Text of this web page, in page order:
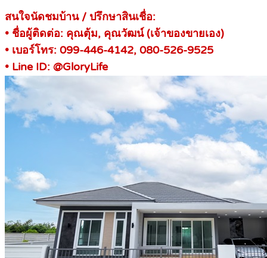
สนใจนัดชมบ้าน / ปรึกษาสินเชื่อ:
• ชื่อผู้ติดต่อ: คุณตุ้ม, คุณวัฒน์ (เจ้าของขายเอง)
• เบอร์โทร: 099-446-4142, 080-526-9525
• Line ID: @GloryLife